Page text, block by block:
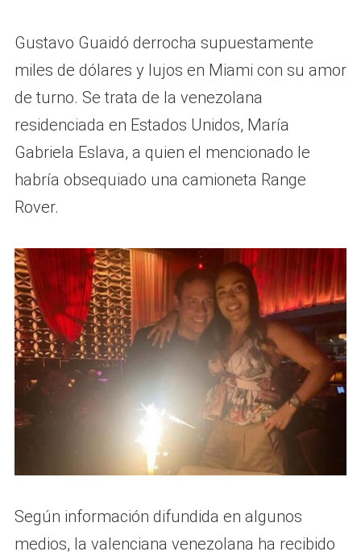
Gustavo Guaidó derrocha supuestamente
miles de dólares y lujos en Miami con su amor
de turno. Se trata de la venezolana
residenciada en Estados Unidos, María
Gabriela Eslava, a quien el mencionado le
habría obsequiado una camioneta Range
Rover.
Según información difundida en algunos
medios, la valenciana venezolana ha recibido